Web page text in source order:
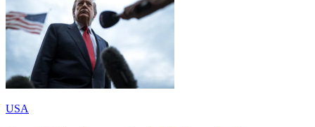
USA